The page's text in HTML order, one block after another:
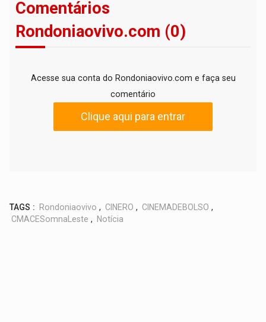
Comentários
Rondoniaovivo.com (0)
Acesse sua conta do Rondoniaovivo.com e faça seu
comentário
Clique aqui para entrar
TAGS : Rondoniaovivo , CINERO , CINEMADEBOLSO ,
CMACESomnaLeste , Notícia